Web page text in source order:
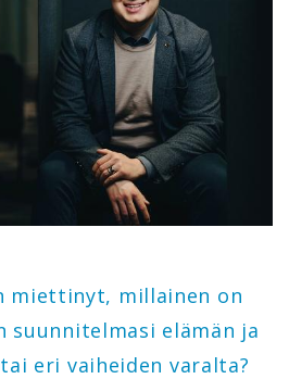
miettinyt, millainen on
suunnitelmasi elämän ja
eri vaiheiden varalta?